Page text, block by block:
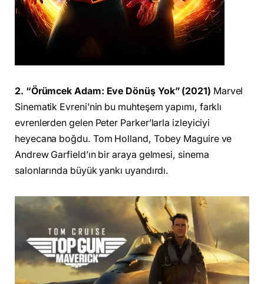
2. “Örümcek Adam: Eve Dönüş Yok” (2021) Marvel
Sinematik Evreni’nin bu muhteşem yapımı, farklı
evrenlerden gelen Peter Parker’larla izleyiciyi
heyecana boğdu. Tom Holland, Tobey Maguire ve
Andrew Garfield’ın bir araya gelmesi, sinema
salonlarında büyük yankı uyandırdı.